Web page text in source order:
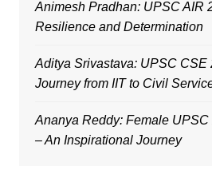
Animesh Pradhan: UPSC AIR
Resilience and Determination
Aditya Srivastava: UPSC CSE
Journey from IIT to Civil
Ananya Reddy: Female UPSC
– An Inspirational Journey